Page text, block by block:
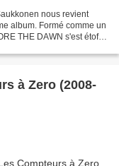
nous revient
album. Formé comme un
THE DAWN s'est étoffé
à Zero (2008-